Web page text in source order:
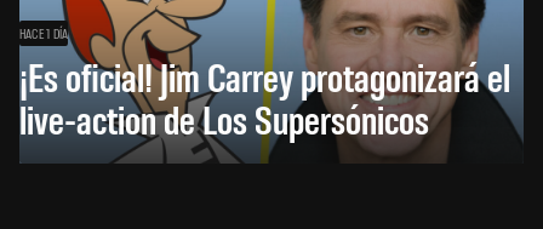
HACE 1 DÍA
¡Es oficial! Jim Carrey protagonizará el
live-action de Los Supersónicos